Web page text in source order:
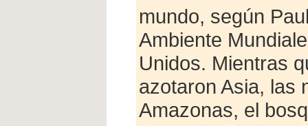
mundo, según
Ambiente
Unidos. Mientras
azotaron Asia, las
Amazonas, el